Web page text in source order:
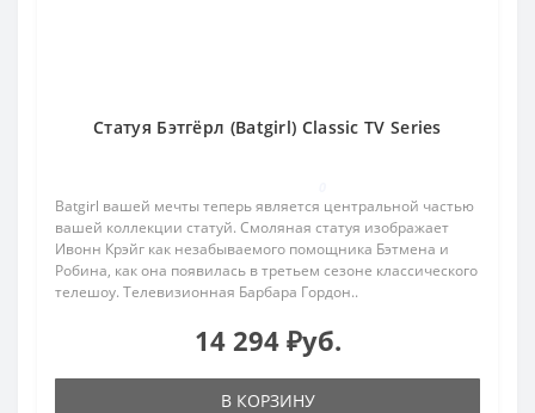
Статуя Бэтгёрл (Batgirl) Classic TV Series
Batgirl вашей мечты теперь является центральной частью
вашей коллекции статуй. Смоляная статуя изображает
Ивонн Крэйг как незабываемого помощника Бэтмена и
Робина, как она появилась в третьем сезоне классического
телешоу. Телевизионная Барбара Гордон..
14 294 ₽уб.
В КОРЗИНУ